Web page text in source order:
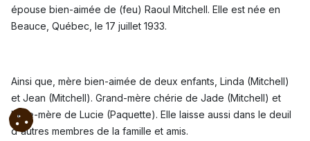
épouse bien-aimée de (feu) Raoul Mitchell. Elle est née en
Beauce, Québec, le 17 juillet 1933.
Ainsi que, mère bien-aimée de deux enfants, Linda (Mitchell)
et Jean (Mitchell). Grand-mère chérie de Jade (Mitchell) et
belle-mère de Lucie (Paquette). Elle laisse aussi dans le deuil
d'autres membres de la famille et amis.